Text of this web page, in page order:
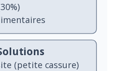
(petite cassure)